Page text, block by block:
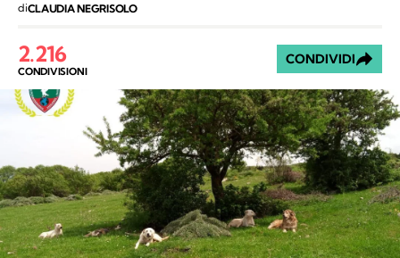
diCLAUDIA NEGRISOLO
2.216
CONDIVISIONI
CONDIVIDI